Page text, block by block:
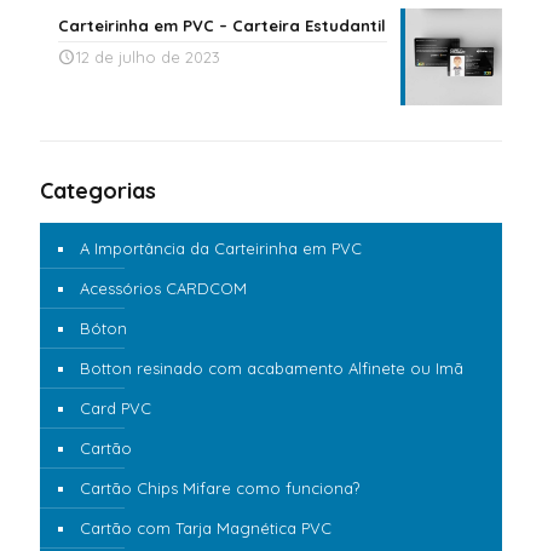
Carteirinha em PVC – Carteira Estudantil
12 de julho de 2023
Categorias
A Importância da Carteirinha em PVC
Acessórios CARDCOM
Bóton
Botton resinado com acabamento Alfinete ou Imã
Card PVC
Cartão
Cartão Chips Mifare como funciona?
Cartão com Tarja Magnética PVC